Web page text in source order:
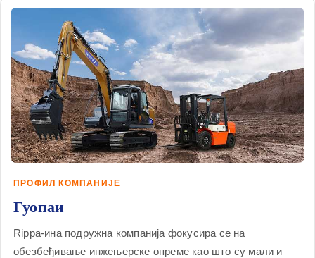
ПРОФИЛ КОМПАНИЈЕ
Гуопаи
Rippa-ина подружна компанија фокусира се на
обезбеђивање инжењерске опреме као што су мали и